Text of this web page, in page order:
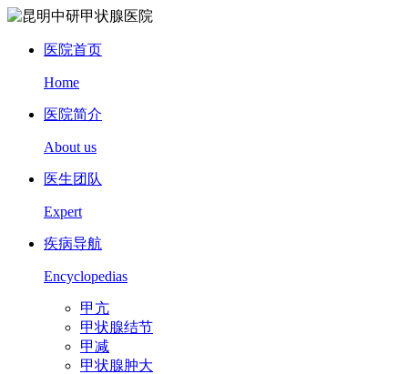
医院首页
Home
医院简介
About us
医生团队
Expert
疾病导航
Encyclopedias
甲亢
甲状腺结节
甲减
甲状腺肿大